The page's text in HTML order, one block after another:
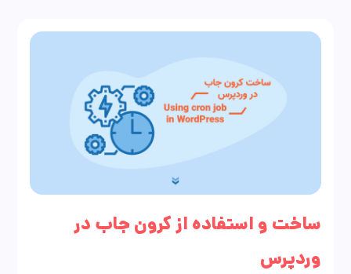
ساخت و استفاده از کرون جاب در
وردپرس